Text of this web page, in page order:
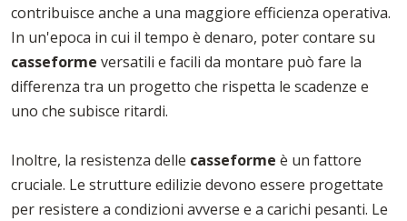
contribuisce anche a una maggiore efficienza operativa.
In un'epoca in cui il tempo è denaro, poter contare su
casseforme versatili e facili da montare può fare la
differenza tra un progetto che rispetta le scadenze e
uno che subisce ritardi.
Inoltre, la resistenza delle casseforme è un fattore
cruciale. Le strutture edilizie devono essere progettate
per resistere a condizioni avverse e a carichi pesanti. Le